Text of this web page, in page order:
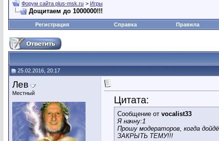
Форум сайта plus-msk.ru > Игры
Дощитаем до 1000000!!!
Регистрация Справка Правила
25.02.2016, 20:17
Лев
Местный
Цитата:
Сообщение от vocalist33
Я начну:1
Прошу модераторов, когда
ЗАКРЫТЬ ТЕМУ!!!